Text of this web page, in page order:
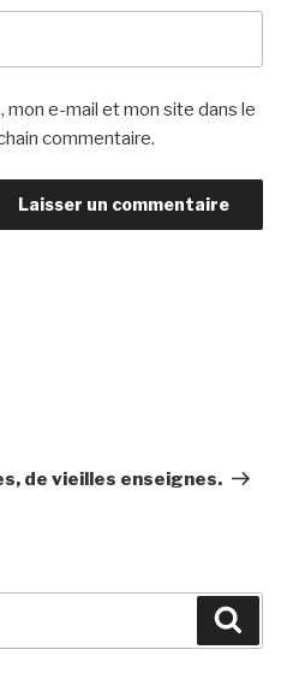
mon e-mail et mon site dans le
commentaire.
de vieilles enseignes.